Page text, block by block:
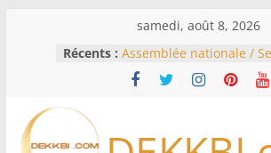
samedi, août 8, 2026
Récents : Assemblée nationale /
extraordinaire: Six
d’enquête à l’ordre du
Bénin: Patrice Talon élu